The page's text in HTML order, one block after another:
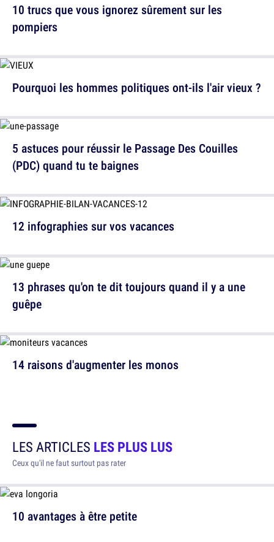
10 trucs que vous ignorez sûrement sur les
pompiers
5 astuces pour réussir le Passage Des Couilles
(PDC) quand tu te baignes
13 phrases qu'on te dit toujours quand il y a une
guêpe
Pourquoi les hommes politiques ont-ils l'air vieux ?
12 infographies sur vos vacances
14 raisons d'augmenter les monos
LES ARTICLES LES PLUS LUS
Ceux qu'il ne faut surtout pas rater
10 avantages à être petite